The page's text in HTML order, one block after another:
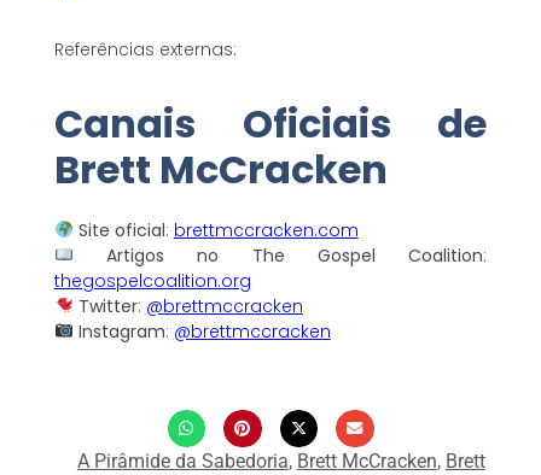
Referências externas:
Canais Oficiais de
Brett McCracken
Site oficial: brettmccracken.com
Artigos no The Gospel Coalition:
thegospelcoalition.org
Twitter: @brettmccracken
Instagram: @brettmccracken
A Pirâmide da Sabedoria, Brett McCracken, Brett